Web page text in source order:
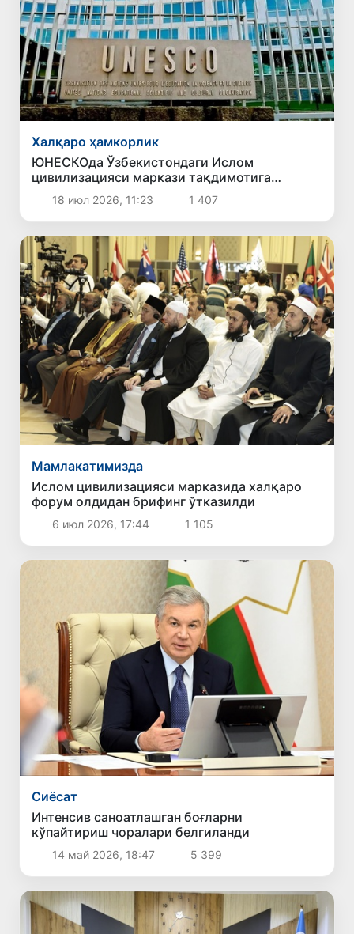
Халқаро ҳамкорлик
ЮНЕСКОда Ўзбекистондаги Ислом
цивилизацияси маркази тақдимотига
тайёргарлик бошланди
18 июл 2026, 11:23 1 407
Мамлакатимизда
Ислом цивилизацияси марказида халқаро
форум олдидан брифинг ўтказилди
6 июл 2026, 17:44 1 105
Сиёсат
Интенсив саноатлашган боғларни
кўпайтириш чоралари белгиланди
14 май 2026, 18:47 5 399